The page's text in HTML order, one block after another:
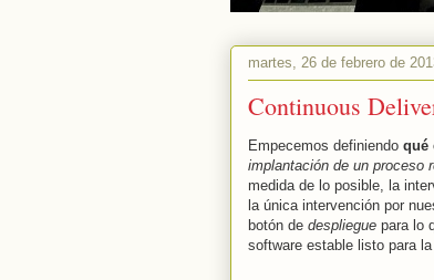
martes, 26 de febrero de
Continuous
Empecemos definiendo qué
implantación de un proceso
medida de lo posible, la
la única intervención por
botón de despliegue para lo
software estable listo para la